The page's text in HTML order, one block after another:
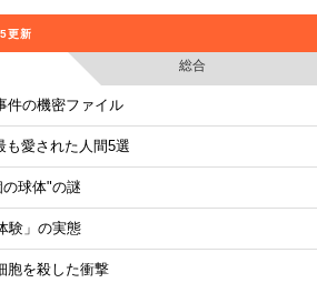
更新
総合
件の機密ファイル
も愛された人間5選
球体"の謎
験」の実態
胞を殺した衝撃